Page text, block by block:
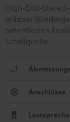
High-End-
präziser
patentiertes
Schallquelle.
Anschlüsse